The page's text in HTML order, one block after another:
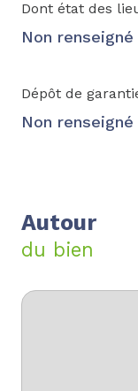
Dont état des
Non renseigné
Dépôt de
Non renseigné
Autour
du bien